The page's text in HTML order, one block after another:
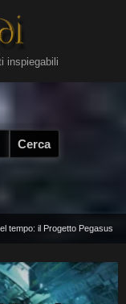
inspiegabili
tempo: il Progetto Pegasus